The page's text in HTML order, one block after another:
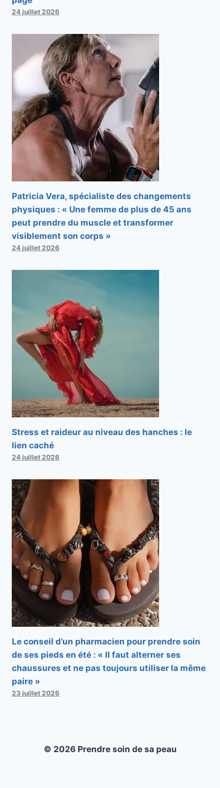
24 juillet 2026
Patricia Vera, spécialiste des changements
physiques : « Une femme de plus de 45 ans
peut prendre du muscle et transformer
visiblement son corps »
24 juillet 2026
Stress et raideur au niveau des hanches : le
lien caché
24 juillet 2026
Le conseil d’un pharmacien pour prendre soin
de ses pieds en été : « Il faut alterner ses
chaussures et ne pas toujours utiliser la même
paire »
23 juillet 2026
© 2026 Prendre soin de sa peau